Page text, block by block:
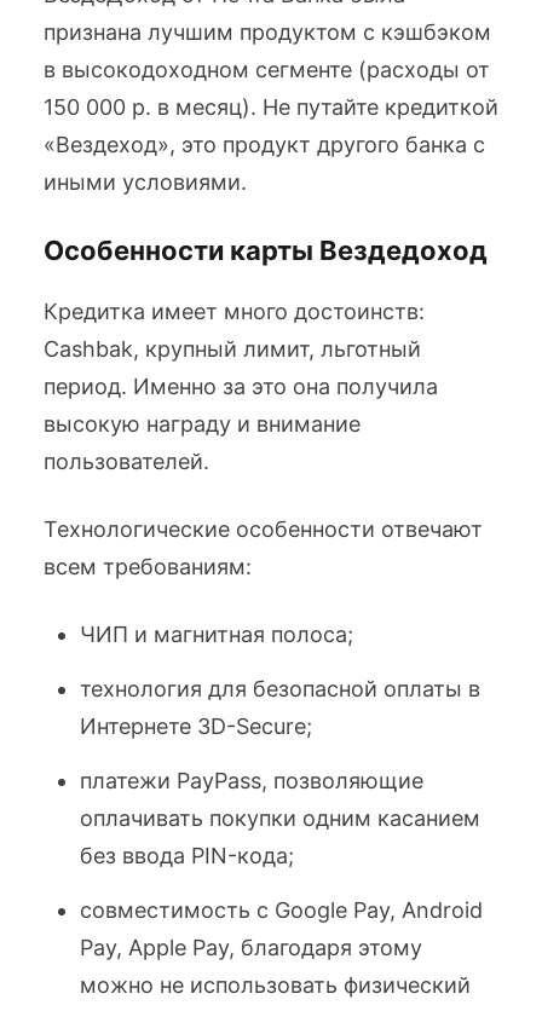
признана лучшим продуктом с кэшбэком
в высокодоходном сегменте (расходы от
150 000 р. в месяц). Не путайте кредиткой
«Вездеход», это продукт другого банка с
иными условиями.
Особенности карты Вездедоход
Кредитка имеет много достоинств:
Cashbak, крупный лимит, льготный
период. Именно за это она получила
высокую награду и внимание
пользователей.
Технологические особенности отвечают
всем требованиям:
ЧИП и магнитная полоса;
технология для безопасной оплаты в
Интернете 3D-Secure;
платежи PayPass, позволяющие
оплачивать покупки одним касанием
без ввода PIN-кода;
совместимость с Google Pay, Android
Pay, Apple Pay, благодаря этому
можно не использовать физический